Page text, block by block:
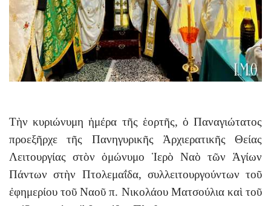
Τὴν κυριώνυμη ἡμέρα τῆς ἑορτῆς, ὁ Παναγιώτατος
προεξῆρχε τῆς Πανηγυρικῆς Ἀρχιερατικῆς Θείας
Λειτουργίας στὸν ὁμώνυμο Ἱερὸ Ναὸ τῶν Ἁγίων
Πάντων στὴν Πτολεμαΐδα, συλλειτουργούντων τοῦ
ἐφημερίου τοῦ Ναοῦ π. Νικολάου Ματσούλια καὶ τοῦ